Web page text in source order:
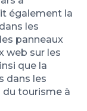
également la
les
panneaux
web sur les
que la
dans les
tourisme à